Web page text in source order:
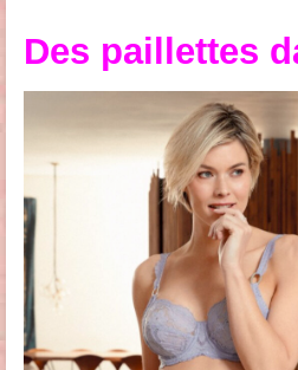
Des paillettes